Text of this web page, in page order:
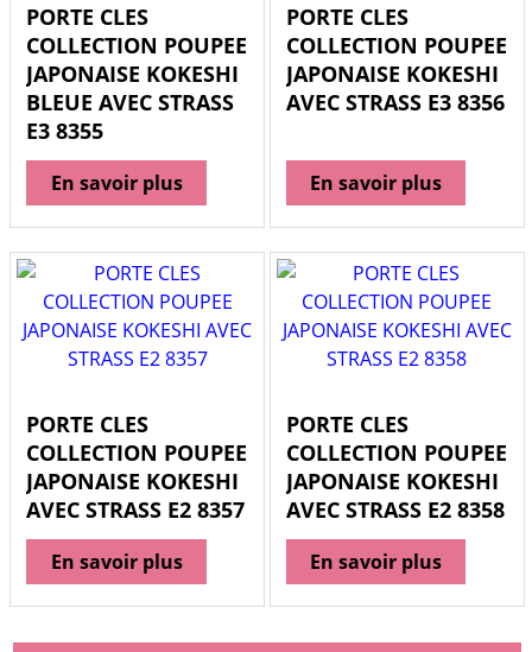
PORTE CLES
COLLECTION POUPEE
JAPONAISE KOKESHI
BLEUE AVEC STRASS
E3 8355
En savoir plus
PORTE CLES
COLLECTION POUPEE
JAPONAISE KOKESHI
AVEC STRASS E3 8356
En savoir plus
PORTE CLES
COLLECTION POUPEE
JAPONAISE KOKESHI
AVEC STRASS E2 8357
En savoir plus
PORTE CLES
COLLECTION POUPEE
JAPONAISE KOKESHI
AVEC STRASS E2 8358
En savoir plus